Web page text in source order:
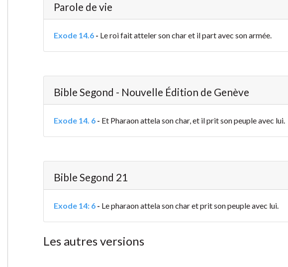
Parole de vie
Exode 14.6- Le roi fait atteler son char et il part avec son armée.
Bible Segond - Nouvelle Édition de Genève
Exode 14. 6- Et Pharaon attela son char, et il prit son peuple avec lui.
Bible Segond 21
Exode 14: 6- Le pharaon attela son char et prit son peuple avec lui.
Les autres versions